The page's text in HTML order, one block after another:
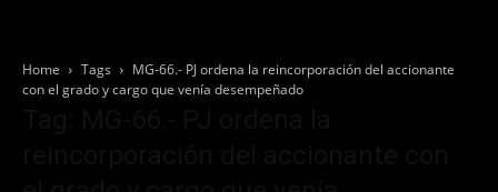
Home Tags
MG-66.- PJ ordena la reincorporación del accionante
con el grado y cargo que venía desempeñado